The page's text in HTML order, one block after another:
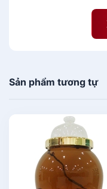
tinh N2-30
Bình ngâm
20kg, ngâm cọp
+ Làm từ thủy
vật ngâm chân
phóng lớn nhờ
bình rượu thêm
Sản phẩm tương tự